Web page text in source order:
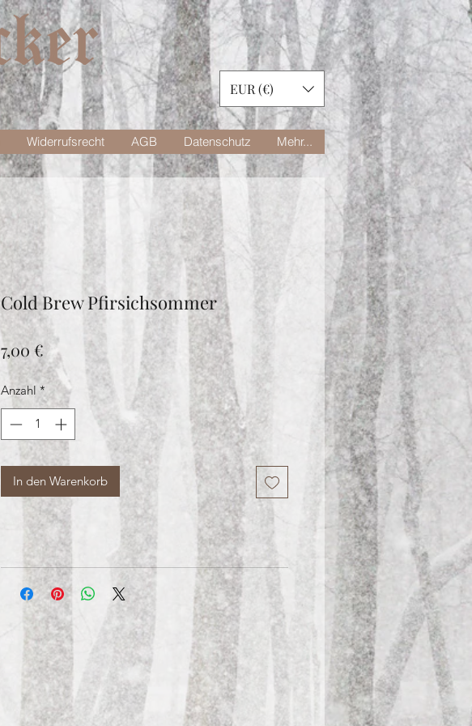
EUR (€)
Widerrufsrecht AGB Datenschutz Mehr...
Cold Brew Pfirsichsommer
7,00 € Preis
Anzahl *
In den Warenkorb